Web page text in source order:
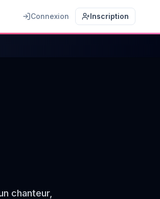
Connexion Inscription
chanteur,